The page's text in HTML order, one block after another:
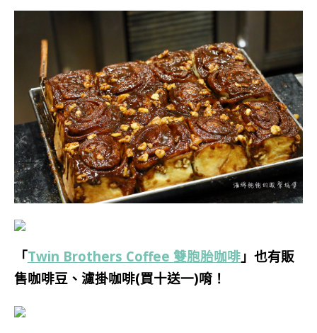
「Twin Brothers Coffee 雙胞胎咖啡 」也有販
售咖啡豆、濾掛咖啡(買十送一)唷！